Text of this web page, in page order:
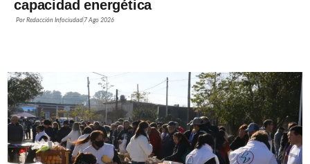
capacidad energética
PorRedacción Infociudad 7 Ago 2026